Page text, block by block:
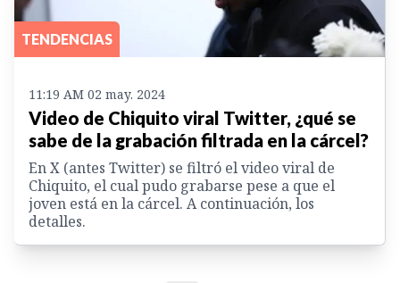
TENDENCIAS
11:19 AM 02 may. 2024
Video de Chiquito viral Twitter, ¿qué se
sabe de la grabación filtrada en la cárcel?
En X (antes Twitter) se filtró el video viral de
Chiquito, el cual pudo grabarse pese a que el
joven está en la cárcel. A continuación, los
detalles.